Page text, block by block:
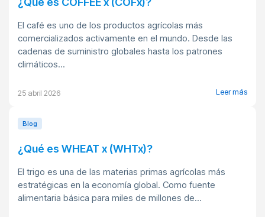
El café es uno de los productos agrícolas más
comercializados activamente en el mundo. Desde las
cadenas de suministro globales hasta los patrones
climáticos...
25 abril 2026 Leer más
Blog
¿Qué es WHEAT x (WHTx)?
El trigo es una de las materias primas agrícolas más
estratégicas en la economía global. Como fuente
alimentaria básica para miles de millones de...